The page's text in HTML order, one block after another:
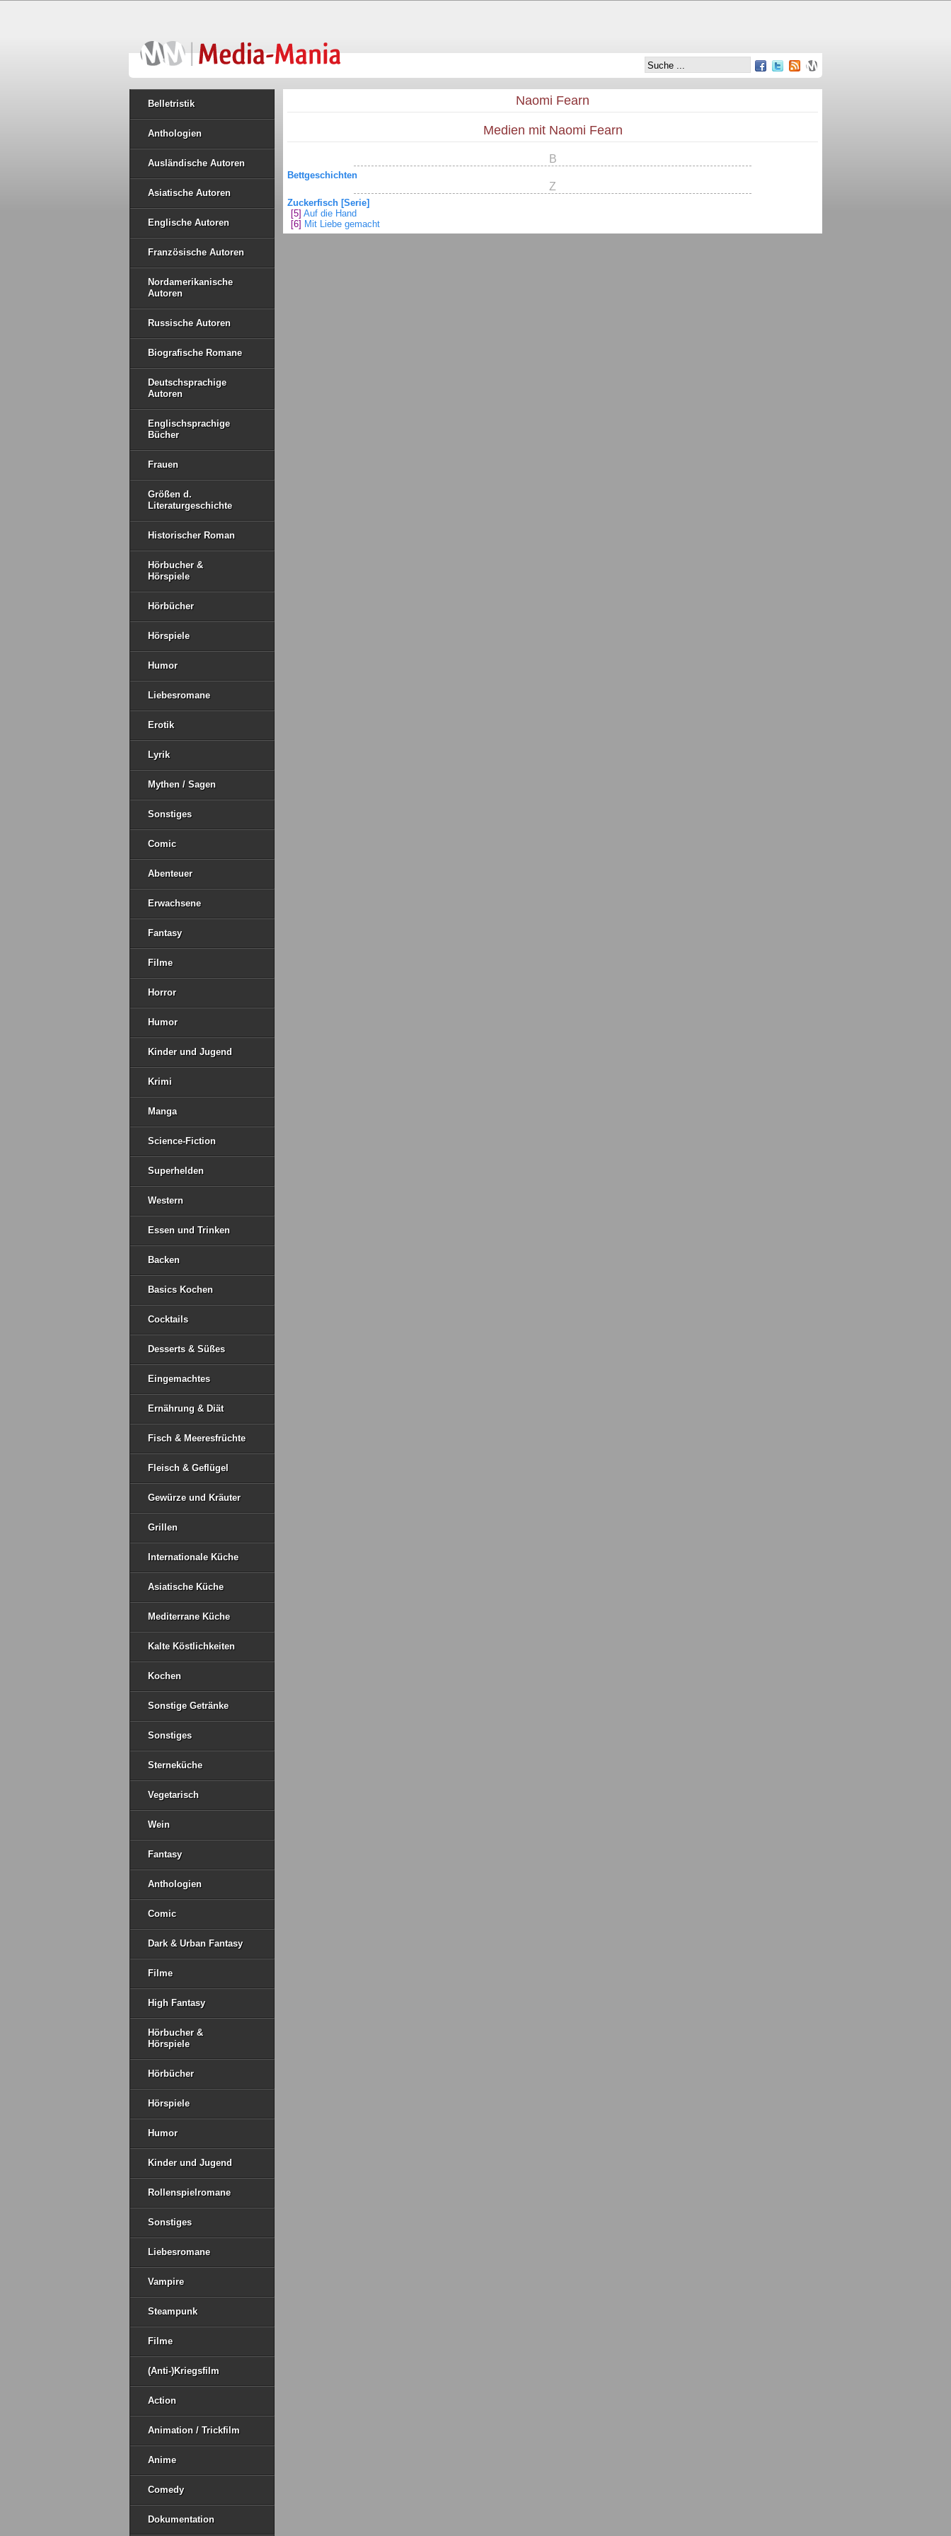
Belletristik
Anthologien
Ausländische Autoren
Asiatische Autoren
Englische Autoren
Französische Autoren
Nordamerikanische
Autoren
Russische Autoren
Biografische Romane
Deutschsprachige
Autoren
Englischsprachige
Bücher
Frauen
Größen d.
Literaturgeschichte
Historischer Roman
Hörbucher &
Hörspiele
Hörbücher
Hörspiele
Humor
Liebesromane
Erotik
Lyrik
Mythen / Sagen
Sonstiges
Comic
Abenteuer
Erwachsene
Fantasy
Filme
Horror
Humor
Kinder und Jugend
Krimi
Manga
Science-Fiction
Superhelden
Western
Essen und Trinken
Backen
Basics Kochen
Cocktails
Desserts & Süßes
Eingemachtes
Ernährung & Diät
Fisch & Meeresfrüchte
Fleisch & Geflügel
Gewürze und Kräuter
Grillen
Internationale Küche
Asiatische Küche
Mediterrane Küche
Kalte Köstlichkeiten
Kochen
Sonstige Getränke
Sonstiges
Sterneküche
Vegetarisch
Wein
Fantasy
Anthologien
Comic
Dark & Urban Fantasy
Filme
High Fantasy
Hörbucher &
Hörspiele
Hörbücher
Hörspiele
Humor
Kinder und Jugend
Rollenspielromane
Sonstiges
Liebesromane
Vampire
Steampunk
Filme
(Anti-)Kriegsfilm
Action
Animation / Trickfilm
Anime
Comedy
Dokumentation
Naomi Fearn
Medien mit Naomi Fearn
B
Bettgeschichten
Z
Zuckerfisch [Serie]
[5] Auf die Hand
[6] Mit Liebe gemacht